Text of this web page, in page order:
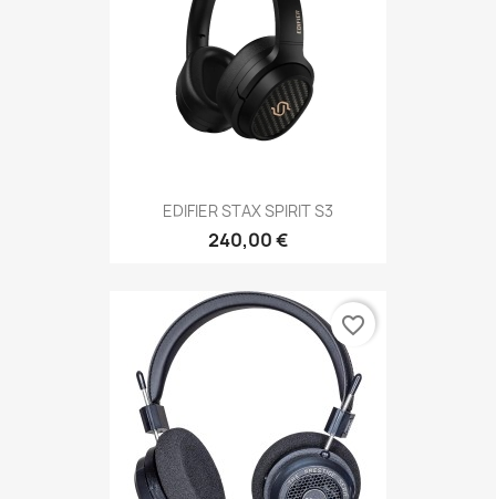
EDIFIER STAX SPIRIT S3
240,00 €
favorite_border